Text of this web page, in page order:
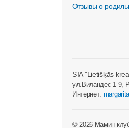
Отзывы о
SIA "Lietišķās
ул.Виландес 1-9,
Интернет:
© 2026 Мамин